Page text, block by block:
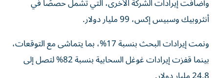
أنثروبيك وسبيس إكس، 99 مليار دولار.
بينما قفزت إيرادات غوغل السحابية بنسبة 82% لتصل إلى
24.8 مليار دولار.